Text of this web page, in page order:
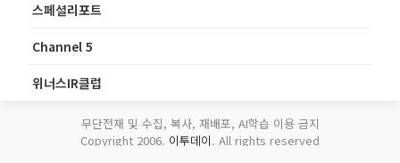
스페셜리포트
Channel 5
위너스IR클럽
무단전재 및 수집, 복사, 재배포, AI학습 이용 금지
Copyright 2006. 이투데이. All rights reserved